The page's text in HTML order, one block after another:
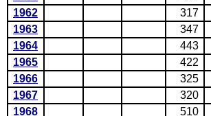
1962
317
1963
347
1964
443
1965
422
1966
325
1967
320
1968
510